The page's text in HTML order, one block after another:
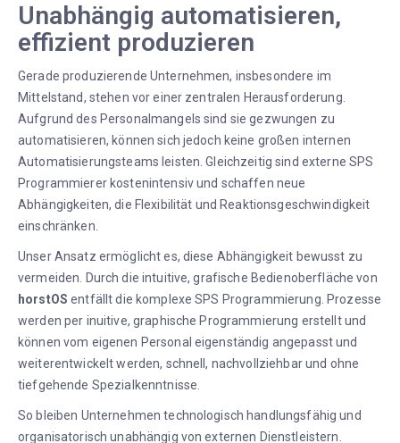
Unabhängig automatisieren,
effizient produzieren
Gerade produzierende Unternehmen, insbesondere im
Mittelstand, stehen vor einer zentralen Herausforderung.
Aufgrund des Personalmangels sind sie gezwungen zu
automatisieren, können sich jedoch keine großen internen
Automatisierungsteams leisten. Gleichzeitig sind externe SPS
Programmierer kostenintensiv und schaffen neue
Abhängigkeiten, die Flexibilität und Reaktionsgeschwindigkeit
einschränken.
Unser Ansatz ermöglicht es, diese Abhängigkeit bewusst zu
vermeiden. Durch die intuitive, grafische Bedienoberfläche von
horstOSentfällt die komplexe SPS Programmierung. Prozesse
werden per inuitive, graphische Programmierung erstellt und
können vom eigenen Personal eigenständig angepasst und
weiterentwickelt werden, schnell, nachvollziehbar und ohne
tiefgehende Spezialkenntnisse.
So bleiben Unternehmen technologisch handlungsfähig und
organisatorisch unabhängig von externen Dienstleistern.